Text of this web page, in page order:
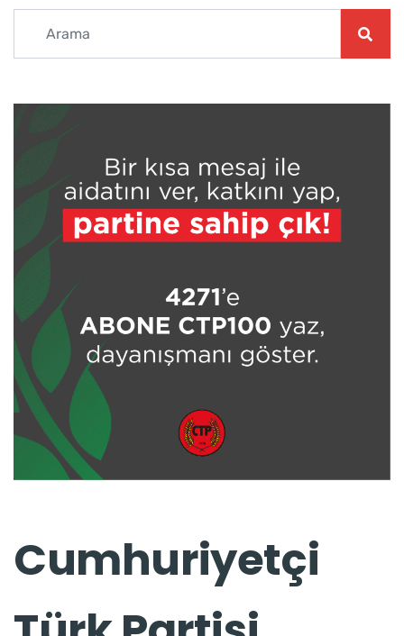
Cumhuriyetçi